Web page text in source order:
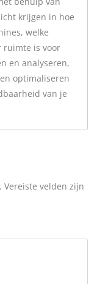
krijgen in hoe
welke
ruimte is voor
en analyseren,
optimaliseren
van je
Vereiste velden zijn